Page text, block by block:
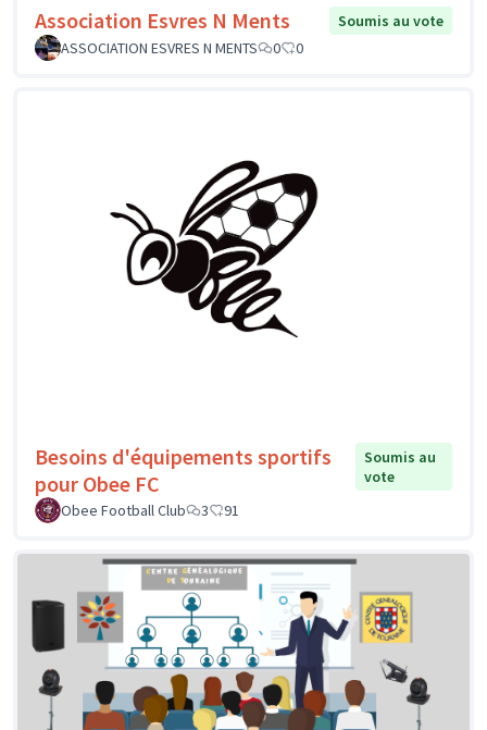
Association Esvres N Ments
Soumis au vote
ASSOCIATION ESVRES N MENTS
0 0
Besoins d'équipements sportifs
pour Obee FC
Soumis au
vote
Obee Football Club
3 91